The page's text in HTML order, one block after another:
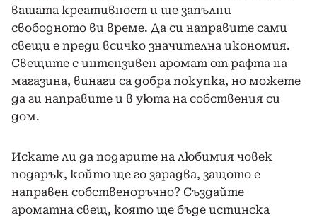
вашата креативност и ще запълни
свободното ви време. Да си направите сами
свещи е преди всичко значителна икономия.
Свещите с интензивен аромат от рафта на
магазина, винаги са добра покупка, но можете
да ги направите и в уюта на собствения си
дом.
Искате ли да подарите на любимия човек
подарък, който ще го зарадва, защото е
направен собственоръчно? Създайте
ароматна свещ, която ще бъде истинска